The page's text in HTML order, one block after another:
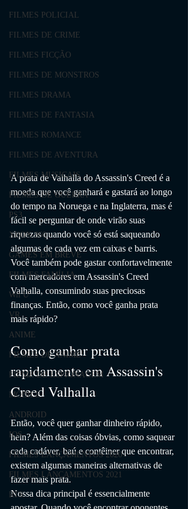
FILMES POLICIAL
FILMES DE CRIME
FILMES FICÇÃO
FILMES DE MONSTROS
FILMES DRAMA
FILMES DE FANTASIA
FILMES ROMANCE
FILMES DE AVENTURA
FILMES MUSICAIS
FILMES DE GUERRA
PS3
XBOX 360
GAMES EM BREVE
FILMES FAMÍLIA
Wii U
VR
ANIME
FILMES DE ANIME
FILME DE ESPIONAGEM
MOBILE
ANDROID
IOS
FILMES LANÇAMENTOS 2020
FILMES LANÇAMENTOS 2021
RTS
A prata de Valhalla do Assassin's Creed é a
moeda que você ganhará e gastará ao longo
do tempo na Noruega e na Inglaterra, mas é
fácil se perguntar de onde virão suas
riquezas quando você só está saqueando
algumas de cada vez em caixas e barris.
Você também pode gastar confortavelmente
com mercadores em Assassin's Creed
Valhalla, consumindo suas preciosas
finanças. Então, como você ganha prata
mais rápido?
Como ganhar prata
rapidamente em Assassin's
Creed Valhalla
Então, você quer ganhar dinheiro rápido,
hein? Além das coisas óbvias, como saquear
cada cadáver, baú e contêiner que encontrar,
existem algumas maneiras alternativas de
fazer mais prata.
Nossa dica principal é essencialmente